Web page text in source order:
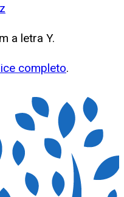
z
a letra Y.
completo.